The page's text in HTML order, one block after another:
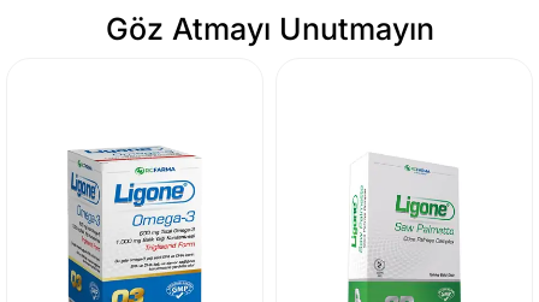
Göz Atmayı Unutmayın